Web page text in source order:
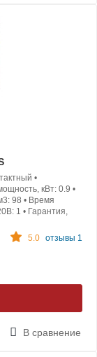
•
кВт: 0.9 •
98 • Время
1 • Гарантия,
5.0 отзывы 1
В сравнение